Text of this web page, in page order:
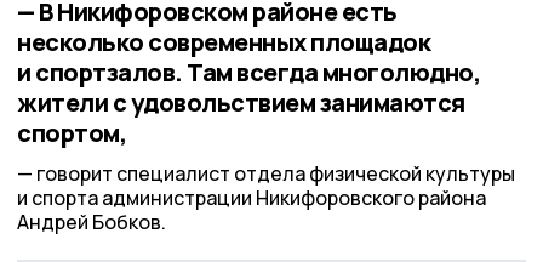
— В Никифоровском районе есть
несколько современных площадок
и спортзалов. Там всегда многолюдно,
жители с удовольствием занимаются
спортом,
говорит специалист отдела физической культуры
и спорта администрации Никифоровского района
Андрей Бобков.